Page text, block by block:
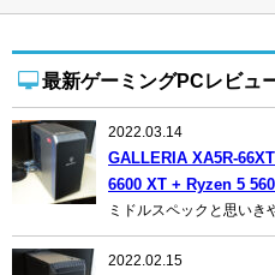
最新ゲーミングPCレビュ
2022.03.14
GALLERIA XA5R-
6600 XT + Ryzen 5
ミドルスペックと思いき
2022.02.15